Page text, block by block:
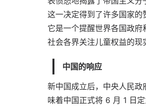
这一决定得到了许多国家的
它是一个提醒世界各国政
社会各界关注儿童权益的现
中国的响应
新中国成立后，中央人民
味着中国正式将 6 月 1 日